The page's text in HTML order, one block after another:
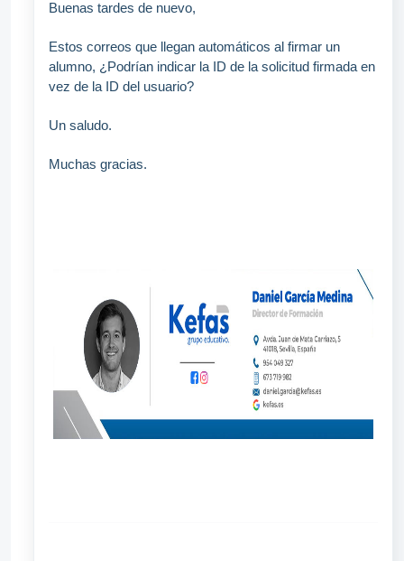
Buenas tardes de nuevo,
Estos correos que llegan automáticos al firmar un
alumno, ¿Podrían indicar la ID de la solicitud firmada en
vez de la ID del usuario?
Un saludo.
Muchas gracias.